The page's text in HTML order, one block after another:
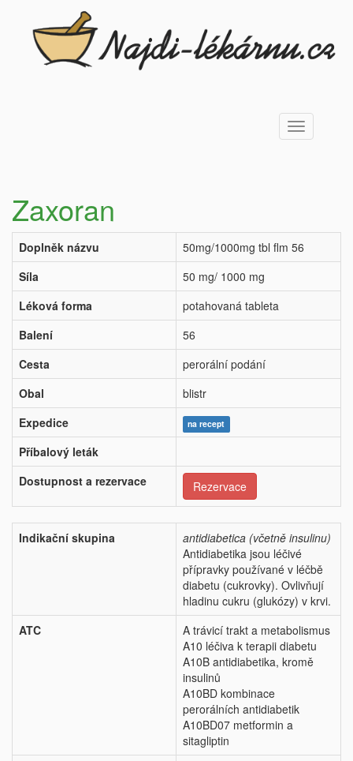
Toggle
navigation
Zaxoran
Doplněk názvu
50mg/1000mg tbl flm 56
Síla
50 mg/ 1000 mg
Léková forma
potahovaná tableta
Balení
56
Cesta
perorální podání
Obal
blistr
Expedice
na recept
Příbalový leták
Dostupnost a rezervace
Rezervace
Indikační skupina
antidiabetica (včetně insulinu)
Antidiabetika jsou léčivé
přípravky používané v léčbě
diabetu (cukrovky). Ovlivňují
hladinu cukru (glukózy) v krvi.
ATC
A trávicí trakt a metabolismus
A10 léčiva k terapii diabetu
A10B antidiabetika, kromě
insulinů
A10BD kombinace
perorálních antidiabetik
A10BD07 metformin a
sitagliptin